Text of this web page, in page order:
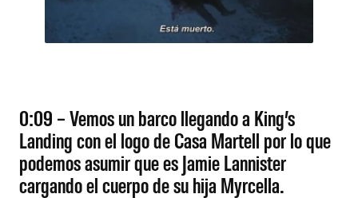
0:09 – Vemos un barco llegando a King’s
Landing con el logo de Casa Martell por lo que
podemos asumir que es Jamie Lannister
cargando el cuerpo de su hija Myrcella.